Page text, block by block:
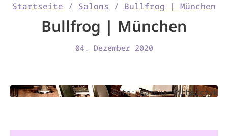
Startseite / Salons / Bullfrog | München
Bullfrog | München
04. Dezember 2020
Foto: Marcus Michalczyk